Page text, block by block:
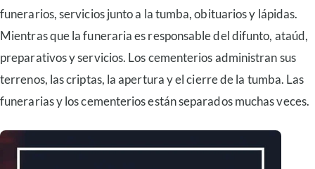
funerarios, servicios junto a la tumba, obituarios y lápidas.
Mientras que la funeraria es responsable del difunto, ataúd,
preparativos y servicios. Los cementerios administran sus
terrenos, las criptas, la apertura y el cierre de la tumba. Las
funerarias y los cementerios están separados muchas veces.